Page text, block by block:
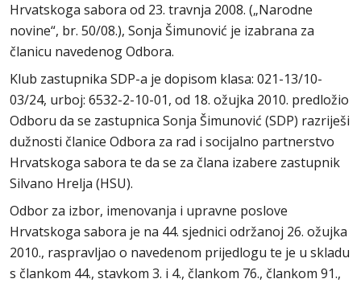
Hrvatskoga sabora od 23. travnja 2008. („Narodne
novine“, br. 50/08.), Sonja Šimunović je izabrana za
članicu navedenog Odbora.
Klub zastupnika SDP-a je dopisom klasa: 021-13/10-
03/24, urboj: 6532-2-10-01, od 18. ožujka 2010. predložio
Odboru da se zastupnica Sonja Šimunović (SDP) razriješi
dužnosti članice Odbora za rad i socijalno partnerstvo
Hrvatskoga sabora te da se za člana izabere zastupnik
Silvano Hrelja (HSU).
Odbor za izbor, imenovanja i upravne poslove
Hrvatskoga sabora je na 44. sjednici održanoj 26. ožujka
2010., raspravljao o navedenom prijedlogu te je u skladu
s člankom 44., stavkom 3. i 4., člankom 76., člankom 91.,